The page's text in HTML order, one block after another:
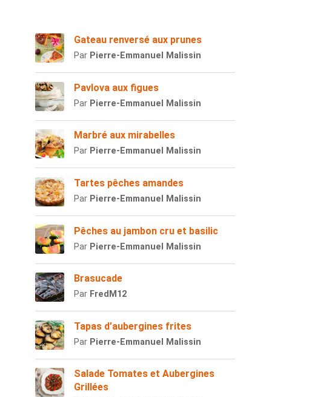
Gateau renversé aux prunes
Par Pierre-Emmanuel Malissin
Pavlova aux figues
Par Pierre-Emmanuel Malissin
Marbré aux mirabelles
Par Pierre-Emmanuel Malissin
Tartes pêches amandes
Par Pierre-Emmanuel Malissin
Pêches au jambon cru et basilic
Par Pierre-Emmanuel Malissin
Brasucade
Par FredM12
Tapas d’aubergines frites
Par Pierre-Emmanuel Malissin
Salade Tomates et Aubergines
Grillées